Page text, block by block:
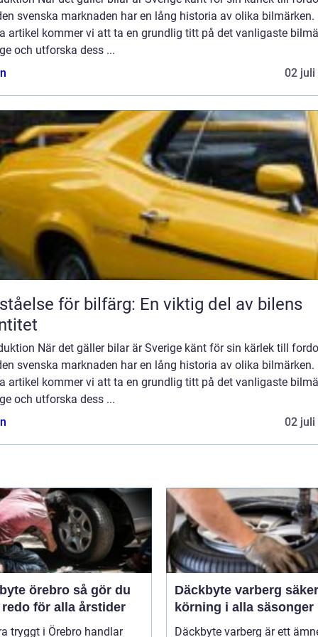
svenska marknaden har en lång historia av olika bilmärken.
artikel kommer vi att ta en grundlig titt på det vanligaste
och utforska dess ...
02 juli
för bilfärg: En viktig del av bilens
När det gäller bilar är Sverige känt för sin kärlek till
svenska marknaden har en lång historia av olika bilmärken.
artikel kommer vi att ta en grundlig titt på det vanligaste
och utforska dess ...
02 juli
örebro så gör du
för alla årstider
tryggt i Örebro handlar
Däckbyte varberg säker
körning i alla säsonger
Däckbyte varberg är ett